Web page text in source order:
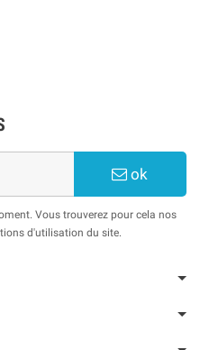
ok
Vous trouverez pour cela nos
d'utilisation du site.